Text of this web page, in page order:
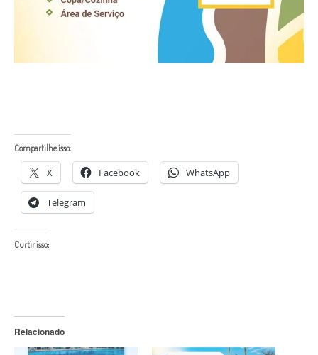
Compartilhe isso:
X Facebook WhatsApp
Telegram
Curtir isso:
Relacionado